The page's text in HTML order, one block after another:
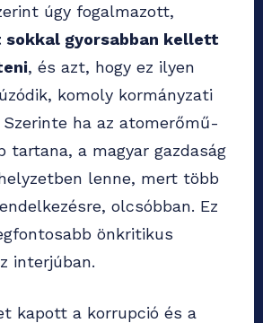
úgy fogalmazott,
sokkal gyorsabban kellett
, és azt, hogy ez ilyen
komoly kormányzati
ha az atomerőmű-
tartana, a magyar gazdaság
lenne, mert több
olcsóbban. Ez
önkritikus
interjúban.
kapott a korrupció és a